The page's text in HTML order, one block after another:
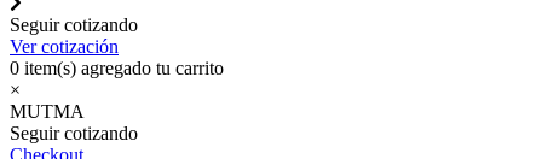
Seguir cotizando
Ver cotización
0 item(s) agregado tu carrito
×
MUTMA
Seguir cotizando
Checkout